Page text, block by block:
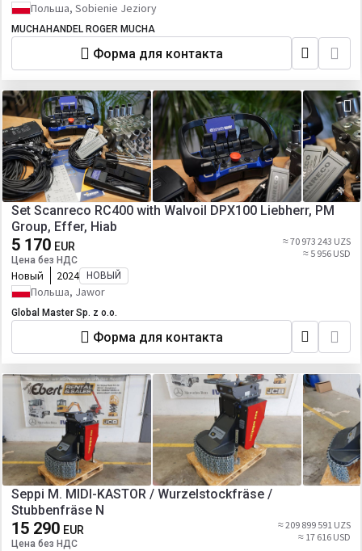
Польша, Sobienie Jeziory
MUCHAHANDEL ROGER MUCHA
Форма для контакта
Set Scanreco RC400 with Walvoil DPX100 Liebherr, PM
Group, Effer, Hiab
5 170 EUR
Цена без НДС
≈ 70 973 243 UZS
≈ 5 956 USD
Новый 2024 НОВЫЙ
Польша, Jawor
Global Master Sp. z o.o.
Форма для контакта
Seppi M. MIDI-KASTOR / Wurzelstockfräse /
Stubbenfräse N
15 290 EUR
Цена без НДС
≈ 209 899 591 UZS
≈ 17 616 USD